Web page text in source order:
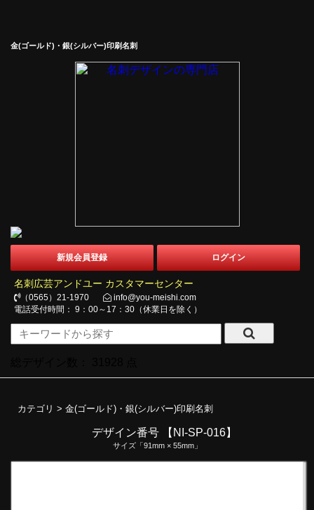
金(ゴールド)・銀(シルバー)印刷名刺
新規会員登録 ログイン
名刺広芸アンドユー カスタマーセンター
（0565）21-1970
info@you-meishi.com
電話受付時間： 9：00～17：30（休業日を除く）
カテゴリ > 金(ゴールド)・銀(シルバー)印刷名刺
デザイン番号 【NI-SP-016】
サイズ「91mm × 55mm」